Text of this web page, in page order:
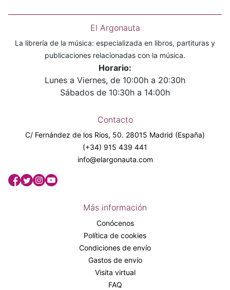
El Argonauta
La librería de la música: especializada en libros, partituras y
publicaciones relacionadas con la música.
Horario:
Lunes a Viernes, de 10:00h a 20:30h
Sábados de 10:30h a 14:00h
Contacto
C/ Fernández de los Ríos, 50. 28015 Madrid (España)
(+34) 915 439 441
info@elargonauta.com
Más información
Conócenos
Política de cookies
Condiciones de envío
Gastos de envío
Visita virtual
FAQ